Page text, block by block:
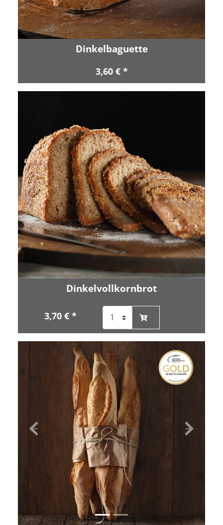
Dinkelbaguette
3,60 € *
Dinkelvollkornbrot
3,70 € *
Zurück Vor